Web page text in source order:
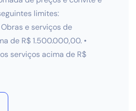
limites:
e serviços de
de R$ 1.500.000,00. •
serviços acima de R$